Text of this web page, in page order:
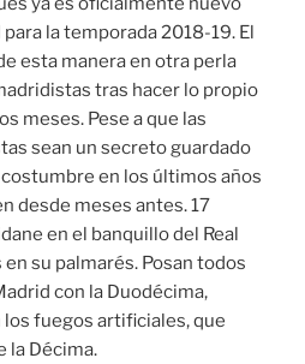
la temporada 2018-19. El
esta manera en otra perla
tras hacer lo propio
meses. Pese a que las
sean un secreto guardado
en los últimos años
desde meses antes. 17
en el banquillo del Real
su palmarés. Posan todos
con la Duodécima,
fuegos artificiales, que
la Décima.